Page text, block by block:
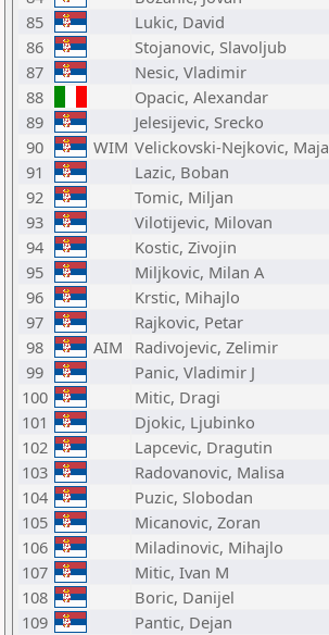
85
Lukic, David
86
Stojanovic, Slavoljub
87
Nesic, Vladimir
88
Opacic, Alexandar
89
Jelesijevic, Srecko
90
WIM Velickovski-Nejkovic, Maja
91
Lazic, Boban
92
Tomic, Miljan
93
Vilotijevic, Milovan
94
Kostic, Zivojin
95
Miljkovic, Milan A
96
Krstic, Mihajlo
97
Rajkovic, Petar
98
AIM Radivojevic, Zelimir
99
Panic, Vladimir J
100
Mitic, Dragi
101
Djokic, Ljubinko
102
Lapcevic, Dragutin
103
Radovanovic, Malisa
104
Puzic, Slobodan
105
Micanovic, Zoran
106
Miladinovic, Mihajlo
107
Mitic, Ivan M
108
Boric, Danijel
109
Pantic, Dejan